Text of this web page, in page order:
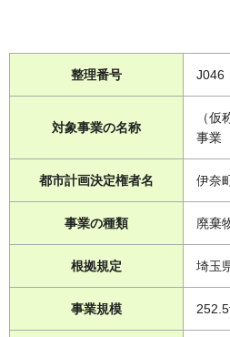
整理番号 J046
対象事業の名称
（
事業
都市計画決定権者名 伊奈
事業の種類 廃棄
根拠規定 埼玉
事業規模